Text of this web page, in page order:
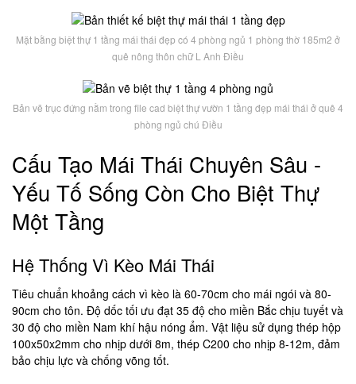
Mặt bằng biệt thự 1 tầng mái thái đẹp có 4 phòng ngủ 1 phòng thờ 185m2 ở
quê nông thôn chữ L Anh Điều
Bản vẽ trục đứng nằm trong file cad biệt thự vườn 1 tầng đẹp mái thái ở quê 4
phòng ngủ chú Điều
Cấu Tạo Mái Thái Chuyên Sâu -
Yếu Tố Sống Còn Cho Biệt Thự
Một Tầng
Hệ Thống Vì Kèo Mái Thái
Tiêu chuẩn khoảng cách vì kèo là 60-70cm cho mái ngói và 80-
90cm cho tôn. Độ dốc tối ưu đạt 35 độ cho miền Bắc chịu tuyết và
30 độ cho miền Nam khí hậu nóng ẩm. Vật liệu sử dụng thép hộp
100x50x2mm cho nhịp dưới 8m, thép C200 cho nhịp 8-12m, đảm
bảo chịu lực và chống võng tốt.